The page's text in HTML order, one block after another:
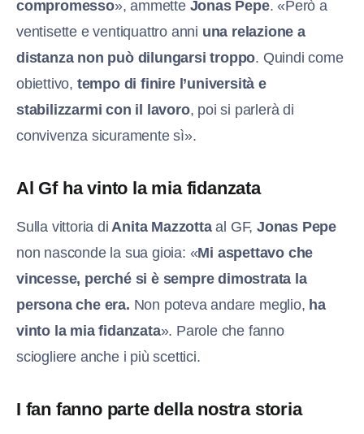
compromesso», ammette Jonas Pepe. «Però a
ventisette e ventiquattro anni una relazione a
distanza non può dilungarsi troppo. Quindi come
obiettivo, tempo di finire l’università e
stabilizzarmi con il lavoro, poi si parlerà di
convivenza sicuramente sì».
Al Gf ha vinto la mia fidanzata
Sulla vittoria di Anita Mazzottaal GF,Jonas Pepe
non nasconde la sua gioia: «Mi aspettavo che
vincesse, perché si è sempre dimostrata la
persona che era. Non poteva andare meglio, ha
vinto la mia fidanzata». Parole che fanno
sciogliere anche i più scettici.
I fan fanno parte della nostra storia